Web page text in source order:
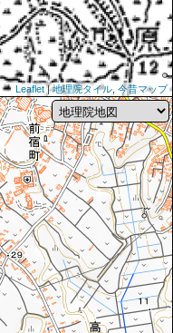
Leaflet|地理院タイル 今昔マップ